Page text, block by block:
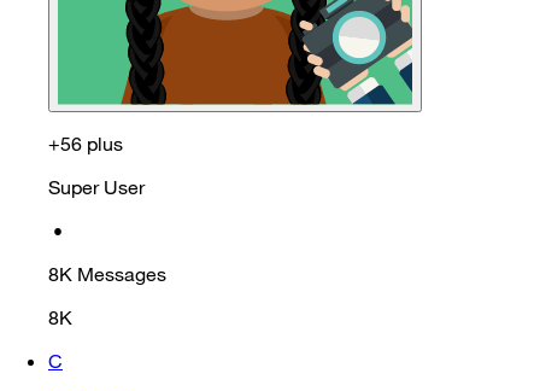
+56 plus
Super User
•
8K Messages
8K
C